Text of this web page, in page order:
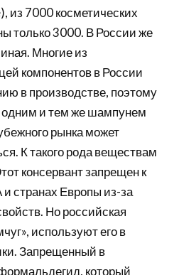
из 7000 косметических
только 3000. В России же
Многие из
компонентов в России
в производстве, поэтому
одним и тем же шампунем
рынка может
К такого рода веществам
консервант запрещен к
странах Европы из-за
Но российская
используют его в
Запрещенный в
который